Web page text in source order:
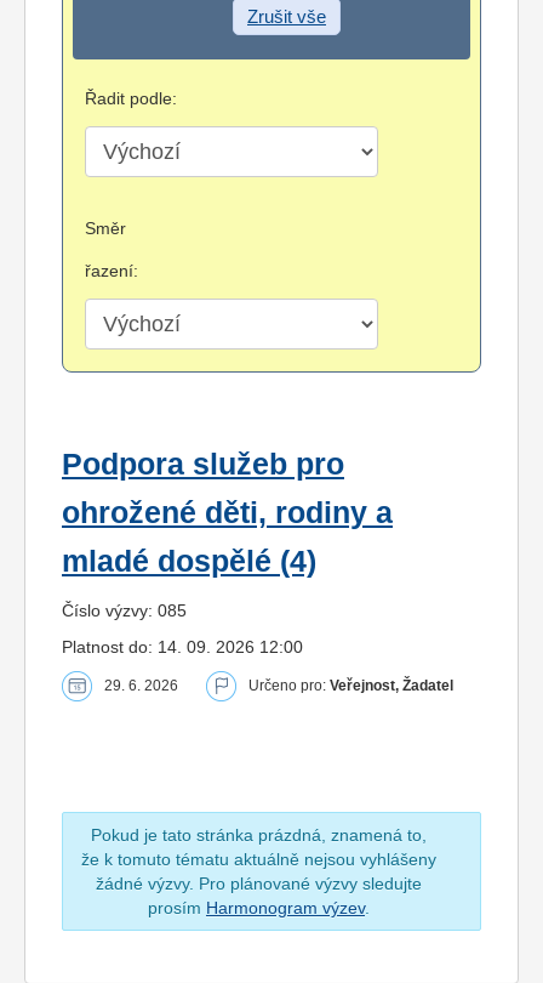
Zrušit vše
Řadit podle:
Směr
řazení:
Podpora služeb pro
ohrožené děti, rodiny a
mladé dospělé (4)
Číslo výzvy: 085
Platnost do: 14. 09. 2026 12:00
29. 6. 2026 Určeno pro: Veřejnost, Žadatel
Pokud je tato stránka prázdná, znamená to,
že k tomuto tématu aktuálně nejsou vyhlášeny
žádné výzvy. Pro plánované výzvy sledujte
prosím Harmonogram výzev.